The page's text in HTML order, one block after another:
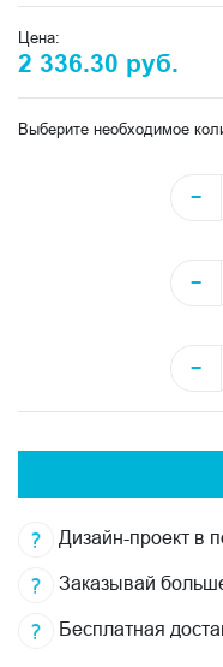
Цена:
2 336.30 руб.
Выберите необходимое
−
−
−
Дизайн-проект в
Заказывай
Бесплатная